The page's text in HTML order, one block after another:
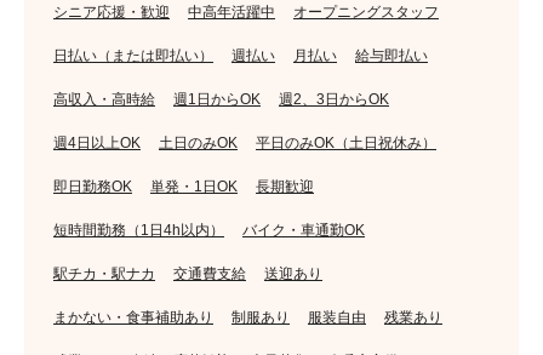
シニア応援・歓迎 中高年活躍中 オープニングスタッフ
日払い（または即払い） 週払い 月払い 給与即払い
高収入・高時給 週1日からOK 週2、3日からOK
週4日以上OK 土日のみOK 平日のみOK（土日祝休み）
即日勤務OK 単発・1日OK 長期歓迎
短時間勤務（1日4h以内） バイク・車通勤OK
駅チカ・駅ナカ 交通費支給 送迎あり
まかない・食事補助あり 制服あり 服装自由 残業あり